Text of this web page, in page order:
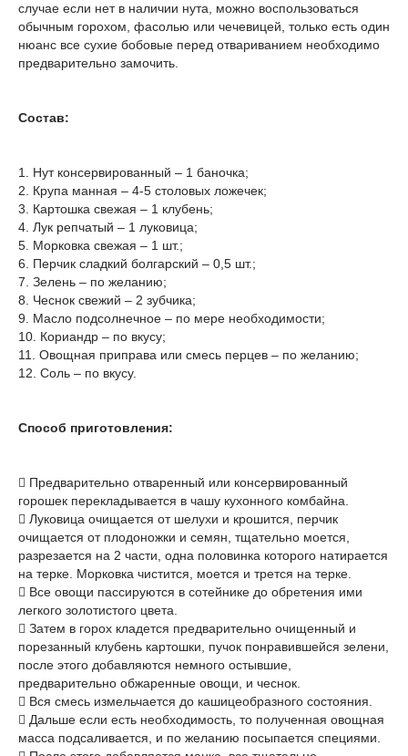
случае если нет в наличии нута, можно воспользоваться
обычным горохом, фасолью или чечевицей, только есть один
нюанс все сухие бобовые перед отвариванием необходимо
предварительно замочить.
Состав:
1. Нут консервированный – 1 баночка;
2. Крупа манная – 4-5 столовых ложечек;
3. Картошка свежая – 1 клубень;
4. Лук репчатый – 1 луковица;
5. Морковка свежая – 1 шт.;
6. Перчик сладкий болгарский – 0,5 шт.;
7. Зелень – по желанию;
8. Чеснок свежий – 2 зубчика;
9. Масло подсолнечное – по мере необходимости;
10. Кориандр – по вкусу;
11. Овощная приправа или смесь перцев – по желанию;
12. Соль – по вкусу.
Способ приготовления:
 Предварительно отваренный или консервированный
горошек перекладывается в чашу кухонного комбайна.
 Луковица очищается от шелухи и крошится, перчик
очищается от плодоножки и семян, тщательно моется,
разрезается на 2 части, одна половинка которого натирается
на терке. Морковка чистится, моется и трется на терке.
 Все овощи пассируются в сотейнике до обретения ими
легкого золотистого цвета.
 Затем в горох кладется предварительно очищенный и
порезанный клубень картошки, пучок понравившейся зелени,
после этого добавляются немного остывшие,
предварительно обжаренные овощи, и чеснок.
 Вся смесь измельчается до кашицеобразного состояния.
 Дальше если есть необходимость, то полученная овощная
масса подсаливается, и по желанию посыпается специями.